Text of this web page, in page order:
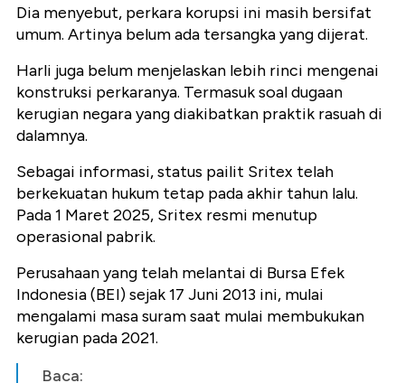
Dia menyebut, perkara korupsi ini masih bersifat
umum. Artinya belum ada tersangka yang dijerat.
Harli juga belum menjelaskan lebih rinci mengenai
konstruksi perkaranya. Termasuk soal dugaan
kerugian negara yang diakibatkan praktik rasuah di
dalamnya.
Sebagai informasi, status pailit Sritex telah
berkekuatan hukum tetap pada akhir tahun lalu.
Pada 1 Maret 2025, Sritex resmi menutup
operasional pabrik.
Perusahaan yang telah melantai di Bursa Efek
Indonesia (BEI) sejak 17 Juni 2013 ini, mulai
mengalami masa suram saat mulai membukukan
kerugian pada 2021.
Baca: